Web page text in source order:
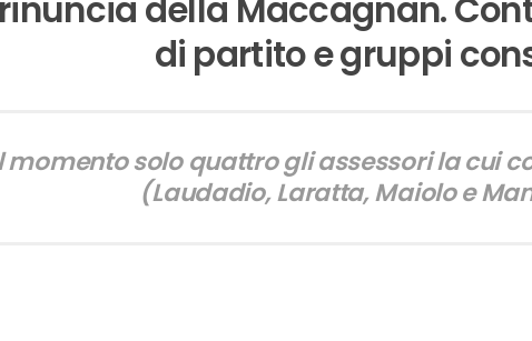
della Maccagnan.
di partito e gruppi
momento solo quattro gli assessori la cui
(Laudadio, Laratta, Maiolo e